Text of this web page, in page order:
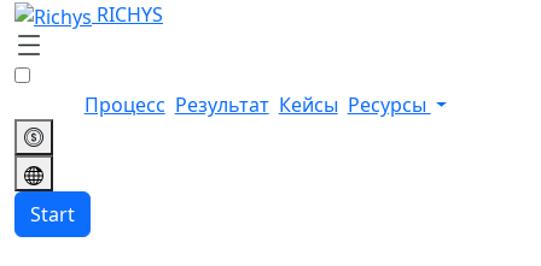
RICHYS
Процесс Результат Кейсы Ресурсы
Start